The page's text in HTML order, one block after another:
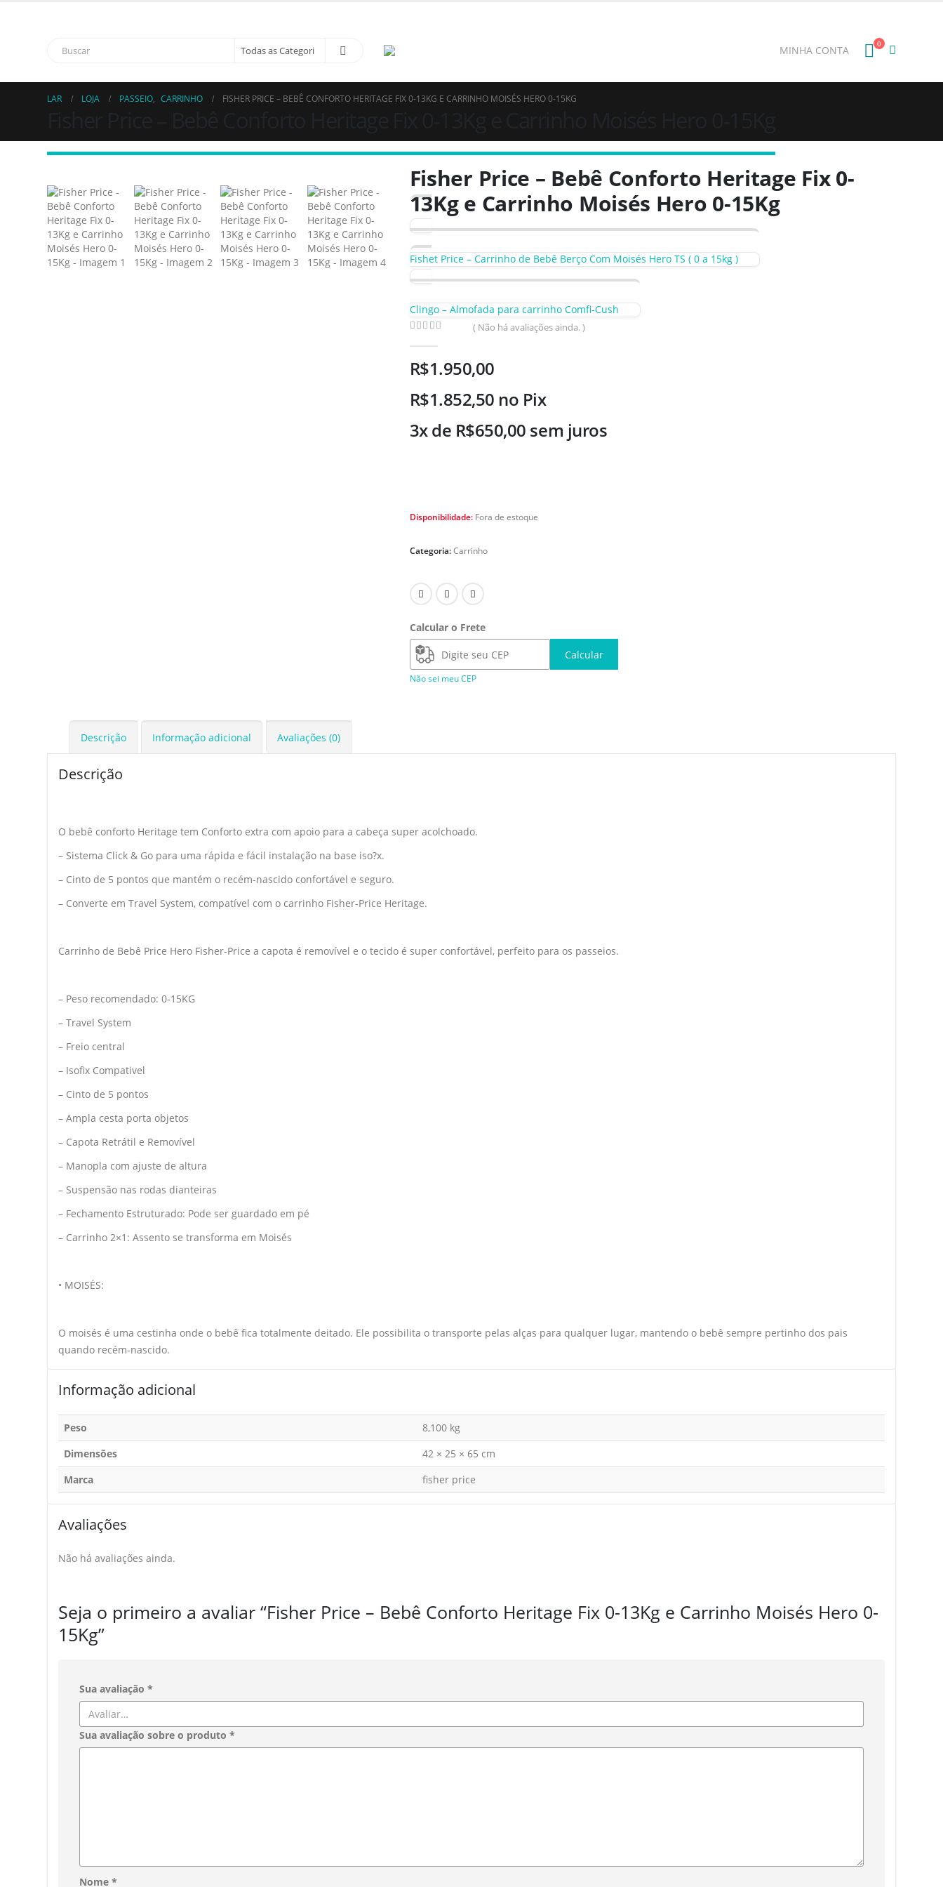
MINHA CONTA
0
LAR LOJA PASSEIO, CARRINHO FISHER PRICE – BEBÊ CONFORTO HERITAGE FIX 0-13KG E CARRINHO MOISÉS HERO 0-15KG
Fisher Price – Bebê Conforto Heritage Fix 0-
13Kg e Carrinho Moisés Hero 0-15Kg
Fishet Price – Carrinho de Bebê Berço Com Moisés Hero TS ( 0 a 15kg )
Clingo – Almofada para carrinho Comfi-Cush
( Não há avaliações ainda. )
R$1.950,00
R$1.852,50 no Pix
3x de R$650,00 sem juros
Disponibilidade: Fora de estoque
Categoria:Carrinho
Calcular o Frete
Calcular
Não sei meu CEP
Descrição Informação adicional Avaliações (0)
Descrição
O bebê conforto Heritage tem Conforto extra com apoio para a cabeça super acolchoado.
– Sistema Click & Go para uma rápida e fácil instalação na base iso?x.
– Cinto de 5 pontos que mantém o recém-nascido confortável e seguro.
– Converte em Travel System, compatível com o carrinho Fisher-Price Heritage.
Carrinho de Bebê Price Hero Fisher-Price a capota é removível e o tecido é super confortável, perfeito para os passeios.
– Peso recomendado: 0-15KG
– Travel System
– Freio central
– Isofix Compativel
– Cinto de 5 pontos
– Ampla cesta porta objetos
– Capota Retrátil e Removível
– Manopla com ajuste de altura
– Suspensão nas rodas dianteiras
– Fechamento Estruturado: Pode ser guardado em pé
– Carrinho 2×1: Assento se transforma em Moisés
• MOISÉS:
O moisés é uma cestinha onde o bebê fica totalmente deitado. Ele possibilita o transporte pelas alças para qualquer lugar, mantendo o bebê sempre pertinho dos pais
quando recém-nascido.
Informação adicional
Peso
8,100 kg
Dimensões
42 × 25 × 65 cm
Marca
fisher price
Avaliações
Não há avaliações ainda.
Seja o primeiro a avaliar “Fisher Price – Bebê Conforto Heritage Fix 0-13Kg e Carrinho Moisés Hero 0-
15Kg”
Sua avaliação *
Sua avaliação sobre o produto *
Nome *